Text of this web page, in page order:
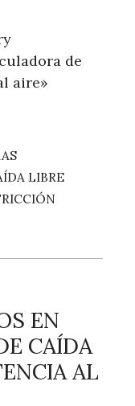
de
aire»
LIBRE
EN
CAÍDA
AL